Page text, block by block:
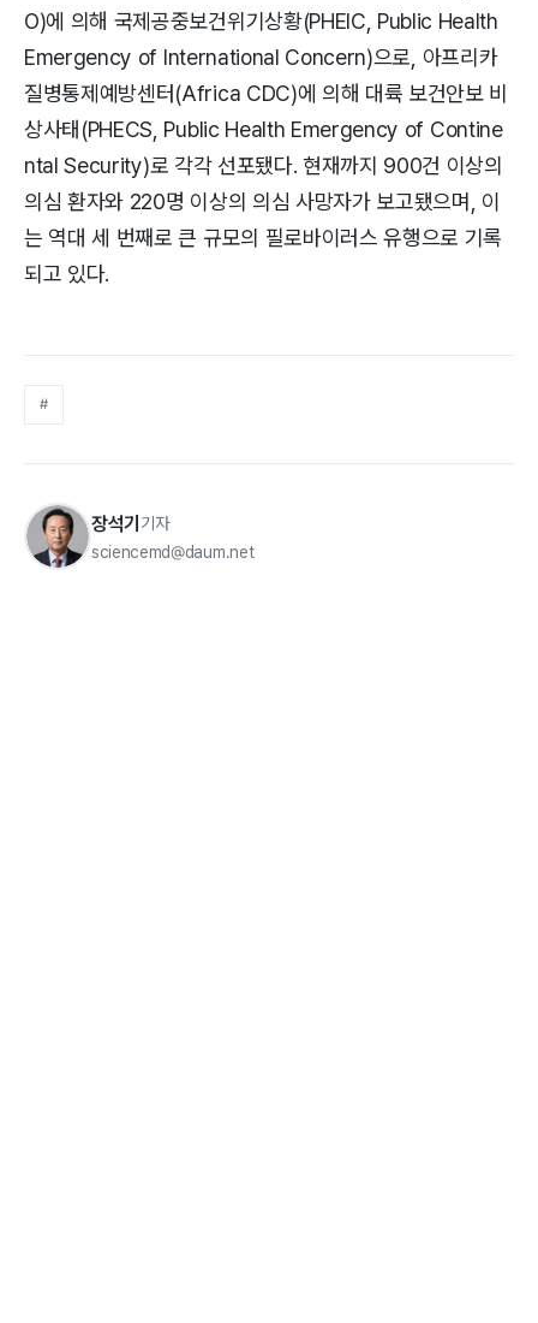
O)에 의해 국제공중보건위기상황(PHEIC, Public Health
Emergency of International Concern)으로, 아프리카
질병통제예방센터(Africa CDC)에 의해 대륙 보건안보 비
상사태(PHECS, Public Health Emergency of Contine
ntal Security)로 각각 선포됐다. 현재까지 900건 이상의
의심 환자와 220명 이상의 의심 사망자가 보고됐으며, 이
는 역대 세 번째로 큰 규모의 필로바이러스 유행으로 기록
되고 있다.
#
장석기 기자
sciencemd@daum.net